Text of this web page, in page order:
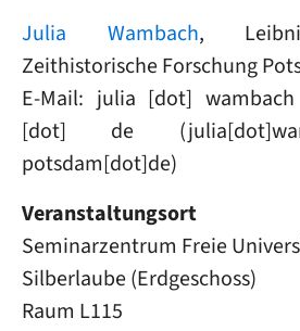
Julia Wambach,
Zeithistorische Forschung
E-Mail: julia [dot] wambach
[dot] de
potsdam[dot]de)
Veranstaltungsort
Seminarzentrum Freie
Silberlaube (Erdgeschoss)
Raum L115